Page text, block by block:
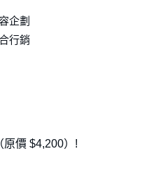
企劃
行銷
原價 $4,200）!